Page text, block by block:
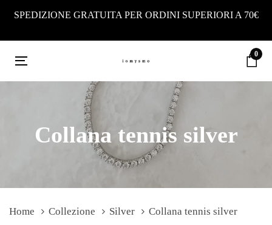
primary
navigation
Skip
SPEDIZIONE GRATUITA PER ORDINI SUPERIORI A 70€
0
Toggle
Collana tennis silver
Home Collezione Silver Collana tennis silver